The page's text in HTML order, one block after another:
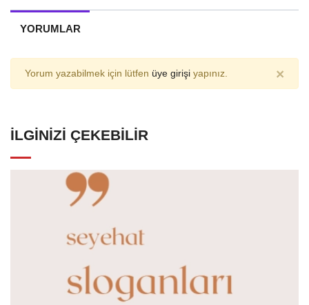
YORUMLAR
Yorum yazabilmek için lütfen üye girişi yapınız. ×
İLGINIZI ÇEKEBILIR